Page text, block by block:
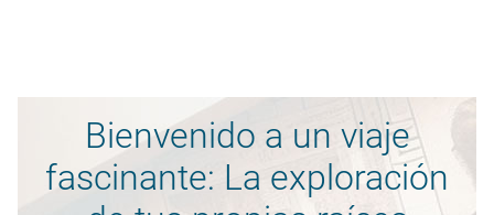
Bienvenido a un viaje
fascinante: La exploración